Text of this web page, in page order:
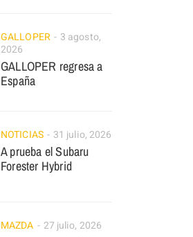
GALLOPER
3 agosto,
2026
GALLOPER regresa a
España
NOTICIAS 31 julio, 2026
A prueba el Subaru
Forester Hybrid
MAZDA 27 julio, 2026